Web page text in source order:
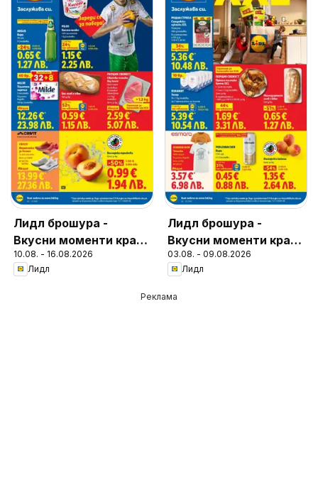
Лидл брошура -
Вкусни моменти край
грила
10.08. - 16.08.2026
Лидл
Лидл брошура -
Вкусни моменти край
грила
03.08. - 09.08.2026
Лидл
Реклама